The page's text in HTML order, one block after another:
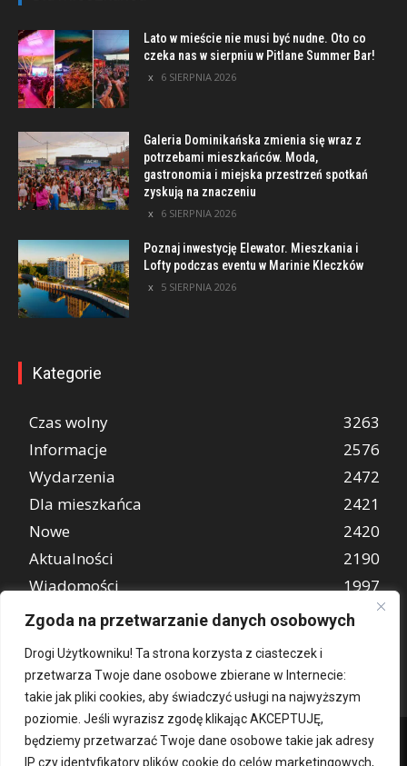
Zgoda na przetwarzanie danych osobowych
Drogi Użytkowniku! Ta strona korzysta z ciasteczek i
przetwarza Twoje dane osobowe zbierane w Internecie:
takie jak pliki cookies, aby świadczyć usługi na najwyższym
poziomie. Jeśli wyrazisz zgodę klikając AKCEPTUJĘ,
będziemy przetwarzać Twoje dane osobowe takie jak adresy
IP czy identyfikatory plików cookie do celów marketingowych,
Lato w mieście nie musi być nudne. Oto co
czeka nas w sierpniu w Pitlane Summer Bar!
6 SIERPNIA 2026
Galeria Dominikańska zmienia się wraz z
potrzebami mieszkańców. Moda,
gastronomia i miejska przestrzeń spotkań
zyskują na znaczeniu
6 SIERPNIA 2026
Poznaj inwestycję Elewator. Mieszkania i
Lofty podczas eventu w Marinie Kleczków
5 SIERPNIA 2026
Kategorie
Czas wolny
3263
Informacje
2576
Wydarzenia
2472
Dla mieszkańca
2421
Nowe
2420
Aktualności
2190
Wiadomości
1997
REKLAMA
849